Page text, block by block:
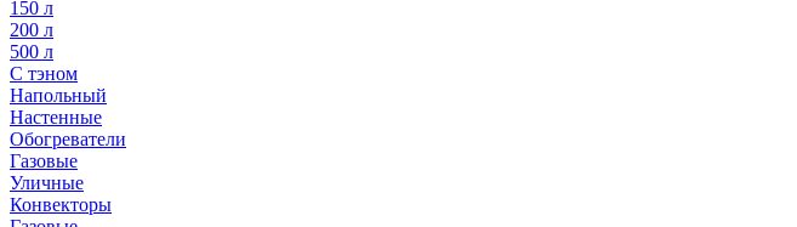
150 л
200 л
500 л
С тэном
Напольный
Настенные
Обогреватели
Газовые
Уличные
Конвекторы